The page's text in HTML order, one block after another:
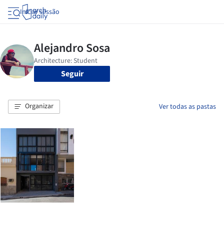
Iniciar sessão
Seguir
Organizar Ver todas as pastas